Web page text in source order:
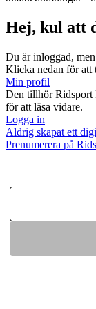
Hej, kul att
Du är inloggad,
Klicka nedan för att
Min profil
Den tillhör Ridsport
för att läsa vidare.
Logga in
Aldrig skapat ett
Prenumerera på